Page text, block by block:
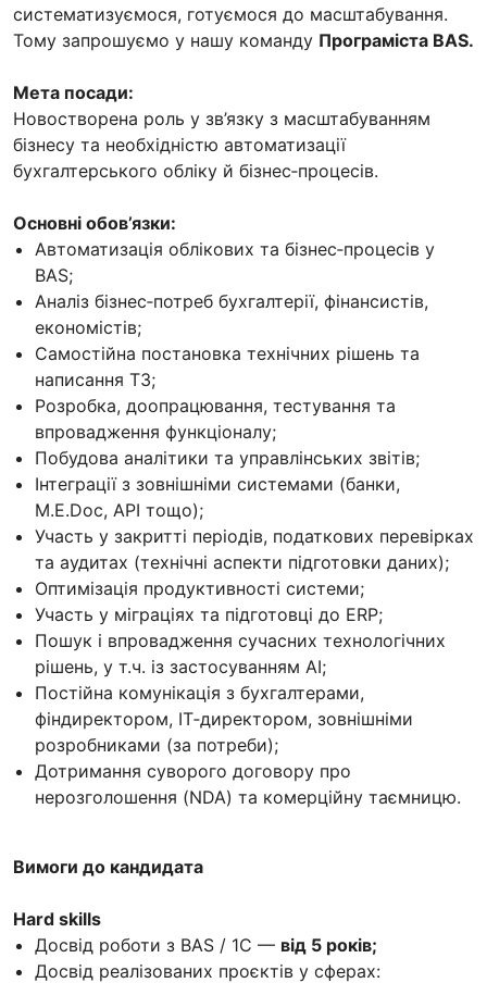
систематизуємося, готуємося до масштабування.
Тому запрошуємо у нашу команду Програміста BAS.
Мета посади:
Новостворена роль у зв’язку з масштабуванням
бізнесу та необхідністю автоматизації
бухгалтерського обліку й бізнес‑процесів.
Основні обов’язки:
Автоматизація облікових та бізнес‑процесів у
BAS;
Аналіз бізнес‑потреб бухгалтерії, фінансистів,
економістів;
Самостійна постановка технічних рішень та
написання ТЗ;
Розробка, доопрацювання, тестування та
впровадження функціоналу;
Побудова аналітики та управлінських звітів;
Інтеграції з зовнішніми системами (банки,
M.E.Doc, API тощо);
Участь у закритті періодів, податкових перевірках
та аудитах (технічні аспекти підготовки даних);
Оптимізація продуктивності системи;
Участь у міграціях та підготовці до ERP;
Пошук і впровадження сучасних технологічних
рішень, у т.ч. із застосуванням AI;
Постійна комунікація з бухгалтерами,
фіндиректором, IT‑директором, зовнішніми
розробниками (за потреби);
Дотримання суворого договору про
нерозголошення (NDA) та комерційну таємницю.
Вимоги до кандидата
Hard skills
Досвід роботи з BAS / 1С — від 5 років;
Досвід реалізованих проєктів у сферах: